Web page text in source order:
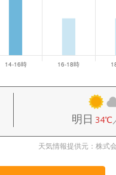
明日 34℃
天気情報提供元：株式